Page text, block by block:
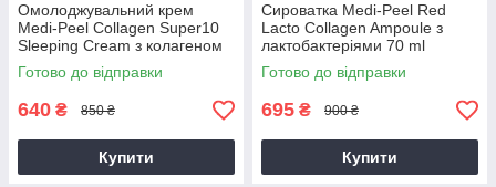
Омолоджувальний крем
Medi-Peel Collagen Super10
Sleeping Cream з колагеном
70 мл
Готово до відправки
640 ₴ 850 ₴
Купити
Сироватка Medi-Peel Red
Lacto Collagen Ampoule з
лактобактеріями 70 ml
Готово до відправки
695 ₴ 900 ₴
Купити